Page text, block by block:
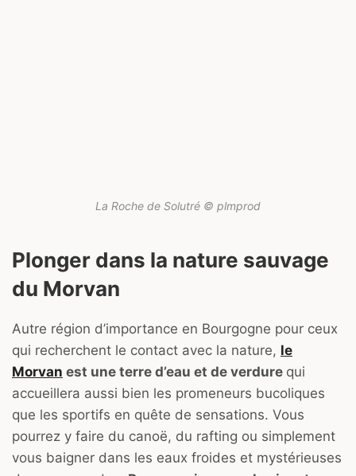
La Roche de Solutré © plmprod
Plonger dans la nature sauvage
du Morvan
Autre région d’importance en Bourgogne pour ceux
qui recherchent le contact avec la nature, le
Morvan est une terre d’eau et de verdure qui
accueillera aussi bien les promeneurs bucoliques
que les sportifs en quête de sensations. Vous
pourrez y faire du canoë, du rafting ou simplement
vous baigner dans les eaux froides et mystérieuses